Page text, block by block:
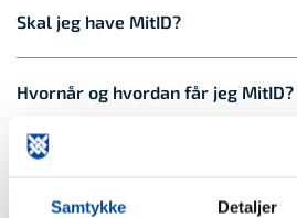
Samtykke Detaljer
Skal jeg have MitID?
Hvornår og hvordan får jeg MitID?
Verifikation af identitet